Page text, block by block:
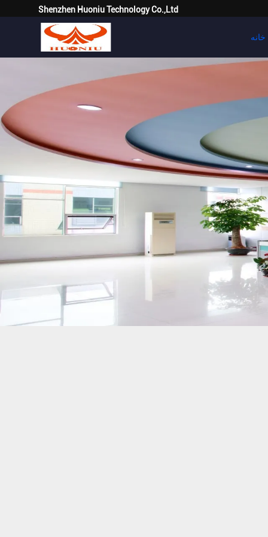
Shenzhen Huoniu Technology Co.,Ltd
خانه